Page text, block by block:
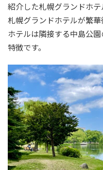
紹介した札幌グランドホテ
札幌グランドホテルが繁
ホテルは隣接する中島公
特徴です。